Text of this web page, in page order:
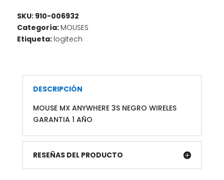
SKU: 910-006932
Categoría: MOUSES
Etiqueta: logitech
DESCRIPCIÓN
MOUSE MX ANYWHERE 3S NEGRO WIRELES
GARANTIA 1 AÑO
RESEÑAS DEL PRODUCTO